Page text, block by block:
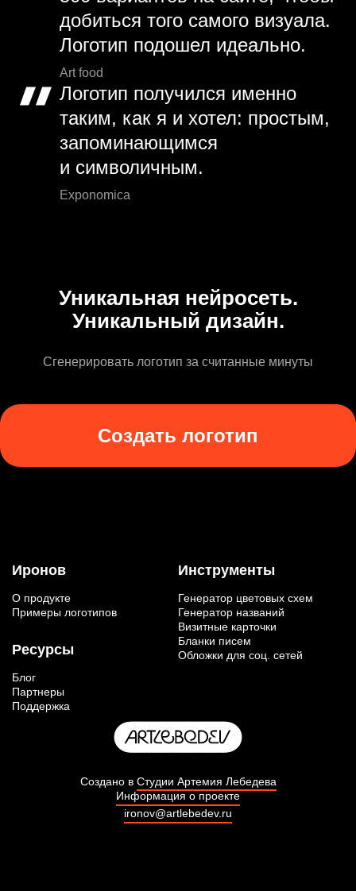
добиться того самого визуала.
Логотип подошел идеально.
Art food
Логотип получился именно
таким, как я и хотел: простым,
запоминающимся
и символичным.
Exponomica
Уникальная нейросеть.
Уникальный дизайн.
Сгенерировать логотип за считанные минуты
Создать логотип
Иронов
О продукте
Примеры логотипов
Ресурсы
Блог
Партнеры
Поддержка
Инструменты
Генератор цветовых схем
Генератор названий
Визитные карточки
Бланки писем
Обложки для соц. сетей
Создано в Студии Артемия Лебедева
Информация о проекте
ironov@artlebedev.ru